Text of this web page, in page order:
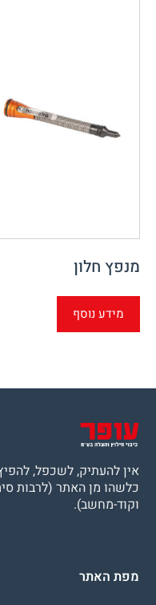
מנפץ חלון
מידע נוסף
אין להעתיק, לשכפל,
כלשהו מן האתר (לרבות
וקוד-מחשב).
מפת האתר